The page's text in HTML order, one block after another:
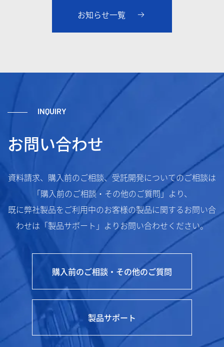
お知らせ一覧
INQUIRY
お問い合わせ
資料請求、購入前のご相談、受託開発についてのご相談は
「購入前のご相談・その他のご質問」より、
既に弊社製品をご利用中のお客様の製品に関するお問い合
わせは「製品サポート」よりお問い合わせください。
購入前のご相談・その他のご質問
製品サポート